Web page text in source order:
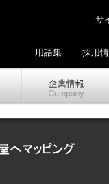
サ
用語集 採用